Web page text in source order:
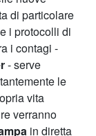
di particolare
i protocolli di
i contagi -
- serve
le
vita
verranno
in diretta